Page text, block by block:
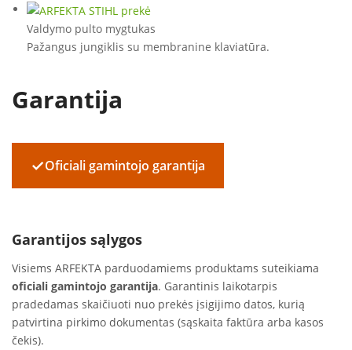
Valdymo pulto mygtukas
Pažangus jungiklis su membranine klaviatūra.
Garantija
✓Oficiali gamintojo garantija
Garantijos sąlygos
Visiems ARFEKTA parduodamiems produktams suteikiama
oficiali gamintojo garantija. Garantinis laikotarpis
pradedamas skaičiuoti nuo prekės įsigijimo datos, kurią
patvirtina pirkimo dokumentas (sąskaita faktūra arba kasos
čekis).